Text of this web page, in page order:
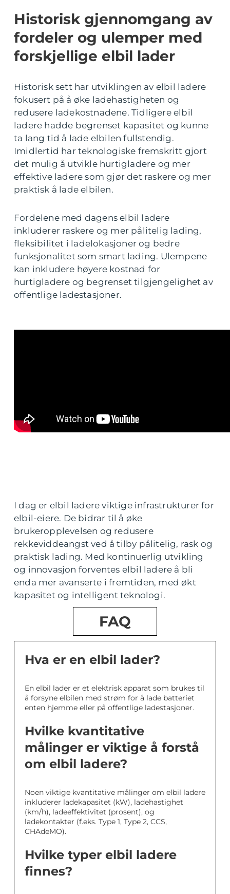
Historisk gjennomgang av
fordeler og ulemper med
forskjellige elbil lader
Historisk sett har utviklingen av elbil ladere
fokusert på å øke ladehastigheten og
redusere ladekostnadene. Tidligere elbil
ladere hadde begrenset kapasitet og kunne
ta lang tid å lade elbilen fullstendig.
Imidlertid har teknologiske fremskritt gjort
det mulig å utvikle hurtigladere og mer
effektive ladere som gjør det raskere og mer
praktisk å lade elbilen.
Fordelene med dagens elbil ladere
inkluderer raskere og mer pålitelig lading,
fleksibilitet i ladelokasjoner og bedre
funksjonalitet som smart lading. Ulempene
kan inkludere høyere kostnad for
hurtigladere og begrenset tilgjengelighet av
offentlige ladestasjoner.
I dag er elbil ladere viktige infrastrukturer for
elbil-eiere. De bidrar til å øke
brukeropplevelsen og redusere
rekkeviddeangst ved å tilby pålitelig, rask og
praktisk lading. Med kontinuerlig utvikling
og innovasjon forventes elbil ladere å bli
enda mer avanserte i fremtiden, med økt
kapasitet og intelligent teknologi.
FAQ
Hva er en elbil lader?
En elbil lader er et elektrisk apparat som brukes til
å forsyne elbilen med strøm for å lade batteriet
enten hjemme eller på offentlige ladestasjoner.
Hvilke kvantitative
målinger er viktige å forstå
om elbil ladere?
Noen viktige kvantitative målinger om elbil ladere
inkluderer ladekapasitet (kW), ladehastighet
(km/h), ladeeffektivitet (prosent), og
ladekontakter (f.eks. Type 1, Type 2, CCS,
CHAdeMO).
Hvilke typer elbil ladere
finnes?